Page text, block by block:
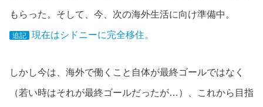
もらった。そして、今、次の海外生活に向け準備中。
追記 現在はシドニーに完全移住。
しかし今は、海外で働くこと自体が最終ゴールではなく
（若い時はそれが最終ゴールだったが…）、これから目指